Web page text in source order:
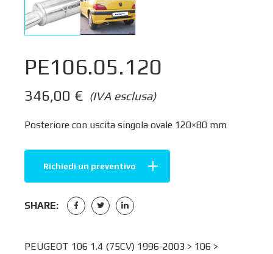
PE106.05.120
(IVA esclusa)
346,00 €
Posteriore con uscita singola ovale 120×80 mm
Richiedi un preventivo
SHARE:
PEUGEOT 106 1.4 (75CV) 1996-2003 > 106 >